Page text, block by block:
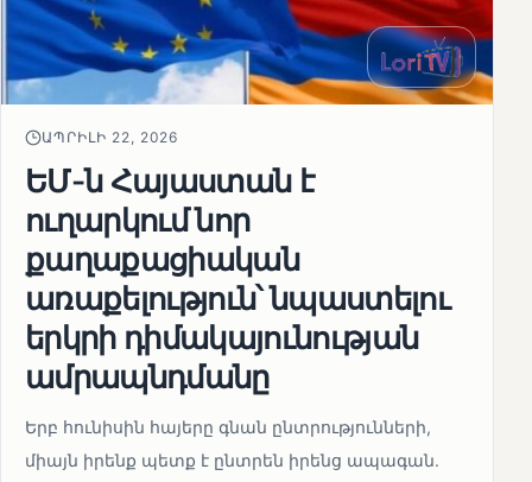
ԱՊՐԻԼԻ 22, 2026
ԵՄ-ն Հայաստան է
ուղարկում նոր
քաղաքացիական
առաքելություն՝ նպաստելու
երկրի դիմակայունության
ամրապնդմանը
Երբ հունիսին հայերը գնան ընտրությունների,
միայն իրենք պետք է ընտրեն իրենց ապագան.